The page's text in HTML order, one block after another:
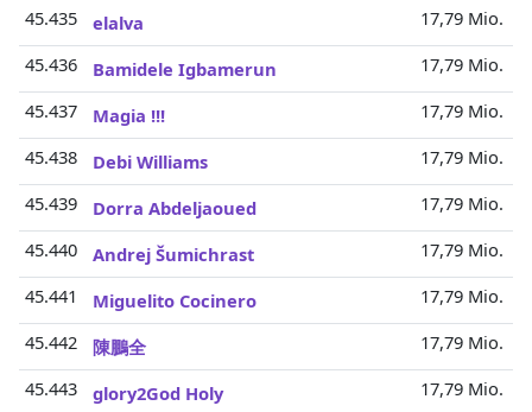
45.435 elalva
17,79 Mio.
45.436
Bamidele Igbamerun
17,79 Mio.
45.437
Magia !!!
17,79 Mio.
45.438
Debi Williams
17,79 Mio.
45.439
Dorra Abdeljaoued
17,79 Mio.
45.440
Andrej Šumichrast
17,79 Mio.
45.441
Miguelito Cocinero
17,79 Mio.
45.442
陳鵬全
17,79 Mio.
45.443
glory2God Holy
17,79 Mio.